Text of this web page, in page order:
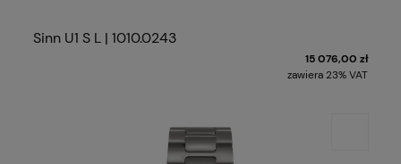
Sinn U1 S L | 1010.0243
15 076,00 zł
zawiera 23% VAT